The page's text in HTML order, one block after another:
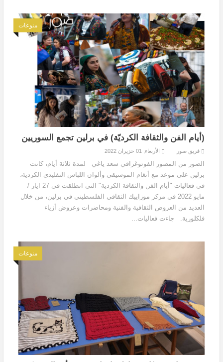
منوعات
(أيام الفن والثقافة الكرديّة) في برلين تجمع السوريين
فريق صور الأربعاء, 01 حزيران 2022
الصور من المصور الفوتوغرافي سعد ياغي لمدة ثلاثة أيام، كانت
برلين على موعد مع أنغام الموسيقى وألوان اللباس التقليدي الكردية،
في فعاليات "أيام الفن والثقافة الكردية" التي انطلقت في 27 ايار /
مايو 2022 في مركز موزاييك الثقافي الفلسطيني في برلين، من خلال
العديد من العروض الثقافية والفنية ومحاضرات وعروض أزياء
فلكلورية. جاءت فعاليات...
منوعات